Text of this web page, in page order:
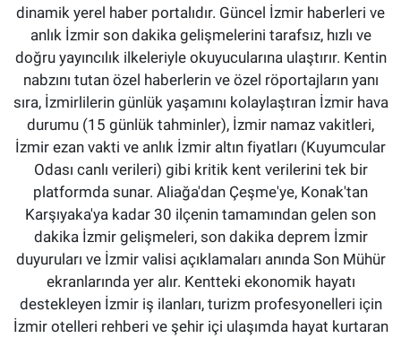
dinamik yerel haber portalıdır. Güncel İzmir haberleri ve
anlık İzmir son dakika gelişmelerini tarafsız, hızlı ve
doğru yayıncılık ilkeleriyle okuyucularına ulaştırır. Kentin
nabzını tutan özel haberlerin ve özel röportajların yanı
sıra, İzmirlilerin günlük yaşamını kolaylaştıran İzmir hava
durumu (15 günlük tahminler), İzmir namaz vakitleri,
İzmir ezan vakti ve anlık İzmir altın fiyatları (Kuyumcular
Odası canlı verileri) gibi kritik kent verilerini tek bir
platformda sunar. Aliağa'dan Çeşme'ye, Konak'tan
Karşıyaka'ya kadar 30 ilçenin tamamından gelen son
dakika İzmir gelişmeleri, son dakika deprem İzmir
duyuruları ve İzmir valisi açıklamaları anında Son Mühür
ekranlarında yer alır. Kentteki ekonomik hayatı
destekleyen İzmir iş ilanları, turizm profesyonelleri için
İzmir otelleri rehberi ve şehir içi ulaşımda hayat kurtaran